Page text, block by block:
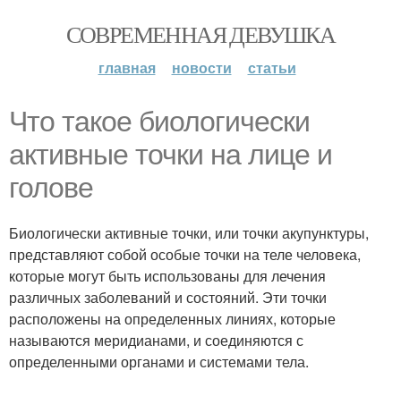
СОВРЕМЕННАЯ ДЕВУШКА
главная новости статьи
Что такое биологически
активные точки на лице и
голове
Биологически активные точки, или точки акупунктуры,
представляют собой особые точки на теле человека,
которые могут быть использованы для лечения
различных заболеваний и состояний. Эти точки
расположены на определенных линиях, которые
называются меридианами, и соединяются с
определенными органами и системами тела.